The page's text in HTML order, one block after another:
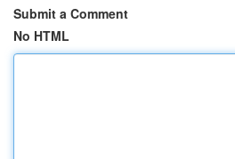
Submit a Comment
No HTML